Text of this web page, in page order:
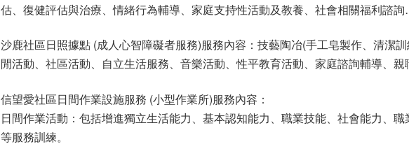
估、復健評估與治療、情緒行為輔導、家庭支持性活動及教養、社會相關福利諮
沙鹿社區日照據點 (成人心智障礙者服務)服務內容 ：技藝陶冶(手工皂製作、清潔
閒活動、社區活動、自立生活服務、音樂活動、性平教育活動、家庭諮詢輔導、
信望愛社區日間作業設施服務 (小型作業所)服務內容：
日間作業活動：包括增進獨立生活能力、基本認知能力、職業技能、社會能力、
等服務訓練。